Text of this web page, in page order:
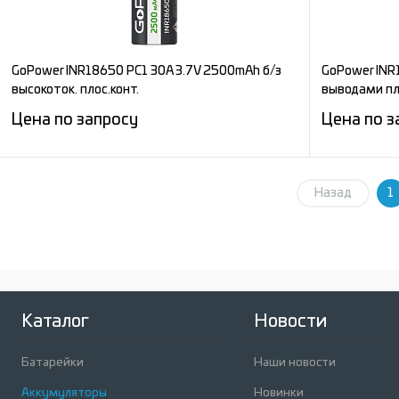
GoPower INR18650 PC1 30A 3.7V 2500mAh б/з
высокоток. плос.конт.
Цена по запросу
GoPower
выводами
Цена по
Назад 1
Каталог
Батарейки
Аккумуляторы
Новости
Наши новости
Новинки